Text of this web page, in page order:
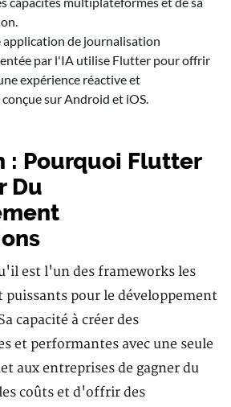
application de journalisation
par l'IA utilise Flutter pour offrir
expérience réactive et
sur Android et iOS.
: Pourquoi Flutter
Du
est l'un des frameworks les
puissants pour le développement
capacité à créer des
et performantes avec une seule
aux entreprises de gagner du
coûts et d'offrir des